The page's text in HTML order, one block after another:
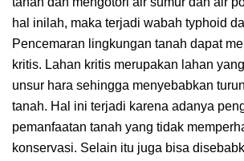
hal inilah, maka terjadi wabah typhoid
Pencemaran lingkungan tanah dapat
kritis. Lahan kritis merupakan lahan
unsur hara sehingga menyebabkan
tanah. Hal ini terjadi karena adanya
pemanfaatan tanah yang tidak
konservasi. Selain itu juga bisa